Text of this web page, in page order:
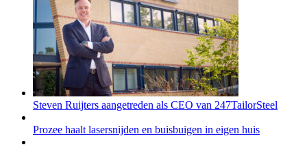
Steven Ruijters aangetreden als CEO van 247TailorSteel
Prozee haalt lasersnijden en buisbuigen in eigen huis